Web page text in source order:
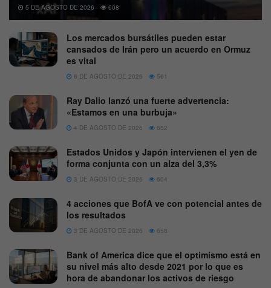
5 DE AGOSTO DE 2026 608
Los mercados bursátiles pueden estar
cansados de Irán pero un acuerdo en Ormuz
es vital
6 DE AGOSTO DE 2026 561
Ray Dalio lanzó una fuerte advertencia:
«Estamos en una burbuja»
4 DE AGOSTO DE 2026 652
Estados Unidos y Japón intervienen el yen de
forma conjunta con un alza del 3,3%
3 DE AGOSTO DE 2026 604
4 acciones que BofA ve con potencial antes de
los resultados
3 DE AGOSTO DE 2026 658
Bank of America dice que el optimismo está en
su nivel más alto desde 2021 por lo que es
hora de abandonar los activos de riesgo